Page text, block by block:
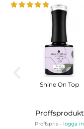
Shine On Top
Proffsprodukt
Proffspris - logga in